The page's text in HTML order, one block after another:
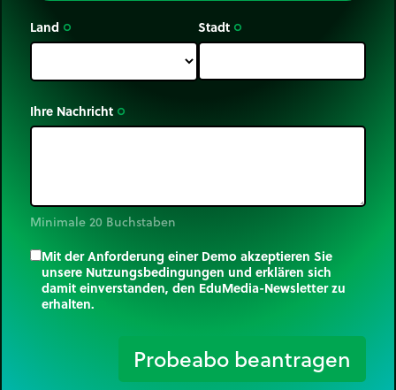
Land trip_origin Stadt trip_origin
Ihre Nachricht trip_origin
Minimale 20 Buchstaben
Mit der Anforderung einer Demo akzeptieren Sie
unsere Nutzungsbedingungen und erklären sich
damit einverstanden, den EduMedia-Newsletter zu
erhalten.
Probeabo beantragen